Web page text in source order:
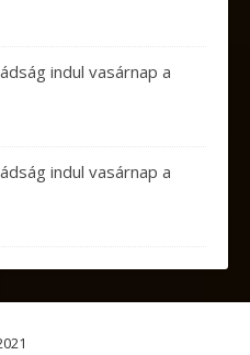
indul vasárnap a
indul vasárnap a